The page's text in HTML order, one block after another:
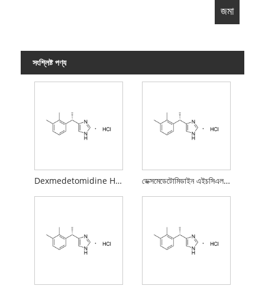
সংশ্লিষ্ট পণ্য
Dexmedetomidine Hydrochloride API ডেক্সমেডেটোমিডাইন এইচসিএল এপিআই